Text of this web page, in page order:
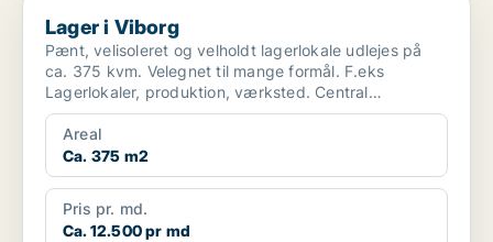
Lager i Viborg
Pænt, velisoleret og velholdt lagerlokale udlejes på
ca. 375 kvm. Velegnet til mange formål. F.eks
Lagerlokaler, produktion, værksted. Central
beliggende på ...
Areal
Ca. 375 m2
Pris pr. md.
Ca. 12.500 pr md